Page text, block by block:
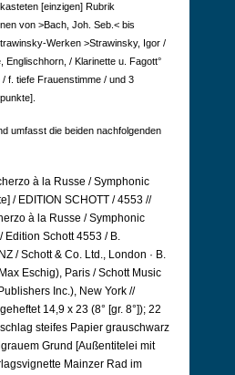
[einzigen] Rubrik
von >Bach, Joh. Seb.< bis
Werken >Strawinsky, Igor /
Englischhorn, / Klarinette u. Fagott°
f. tiefe Frauenstimme / und 3
umfasst die beiden nachfolgenden
à la Russe / Symphonic
/ EDITION SCHOTT / 4553 //
à la Russe / Symphonic
Edition Schott 4553 / B.
/ Schott & Co. Ltd., London · B.
Eschig), Paris / Schott Music
Inc.), New York //
14,9 x 23 (8° [gr. 8°]); 22
steifes Papier grauschwarz
Grund [Außentitelei mit
Mainzer Rad im